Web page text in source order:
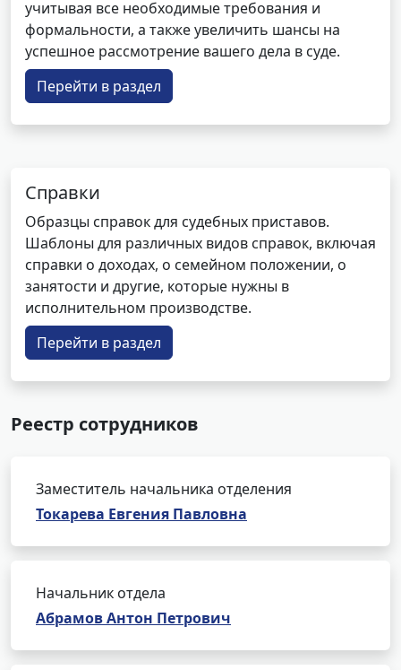
учитывая все необходимые требования и
формальности, а также увеличить шансы на
успешное рассмотрение вашего дела в суде.
Перейти в раздел
Справки
Образцы справок для судебных приставов.
Шаблоны для различных видов справок, включая
справки о доходах, о семейном положении, о
занятости и другие, которые нужны в
исполнительном производстве.
Перейти в раздел
Реестр сотрудников
Заместитель начальника отделения
Токарева Евгения Павловна
Начальник отдела
Абрамов Антон Петрович